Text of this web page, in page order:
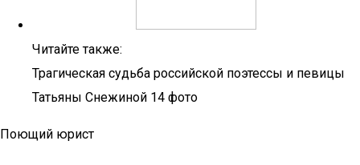
Читайте также:
Трагическая судьба российской поэтессы и певицы
Татьяны Снежиной 14 фото
Поющий юрист